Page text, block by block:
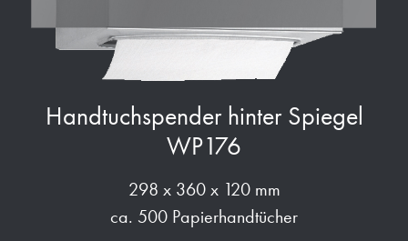
Handtuchspender hinter Spiegel
WP176
298 x 360 x 120 mm
ca. 500 Papierhandtücher